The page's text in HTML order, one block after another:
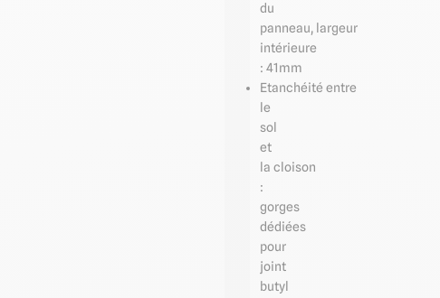
du
panneau, largeur
intérieure
: 41mm
Etanchéité entre
le
sol
et
la cloison
:
gorges
dédiées
pour
joint
butyl